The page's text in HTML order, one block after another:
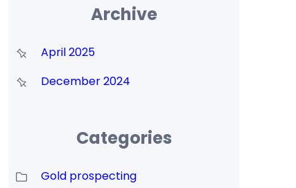
Archive
April 2025
December 2024
Categories
Gold prospecting